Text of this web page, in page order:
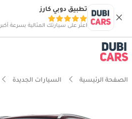
تطبيق دوبي كارز
اعثر على سيارتك المثالية بسرعة أكبر
الصفحة الرئيسية السيارات الجديدة